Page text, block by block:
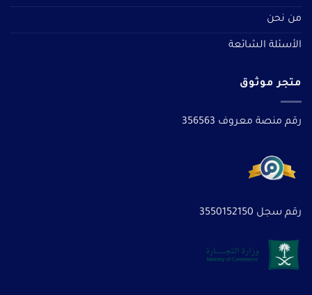
من نحن
الأسئلة الشائعة
متجر موثوق
رقم منصة معروف 356563
رقم سجل 3550152150